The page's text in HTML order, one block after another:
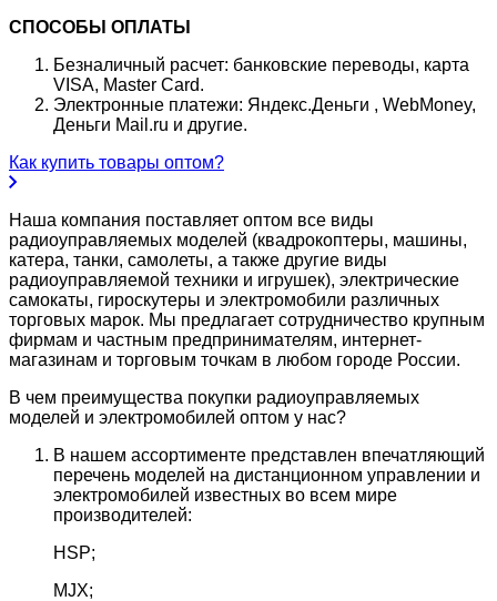
СПОСОБЫ ОПЛАТЫ
Безналичный расчет: банковские переводы, карта
VISA, Master Card.
Электронные платежи: Яндекс.Деньги , WebMoney,
Деньги Mail.ru и другие.
Как купить товары оптом?
Наша компания поставляет оптом все виды
радиоуправляемых моделей (квадрокоптеры, машины,
катера, танки, самолеты, а также другие виды
радиоуправляемой техники и игрушек), электрические
самокаты, гироскутеры и электромобили различных
торговых марок. Мы предлагает сотрудничество крупным
фирмам и частным предпринимателям, интернет-
магазинам и торговым точкам в любом городе России.
В чем преимущества покупки радиоуправляемых
моделей и электромобилей оптом у нас?
В нашем ассортименте представлен впечатляющий
перечень моделей на дистанционном управлении и
электромобилей известных во всем мире
производителей:
HSP;
MJX;